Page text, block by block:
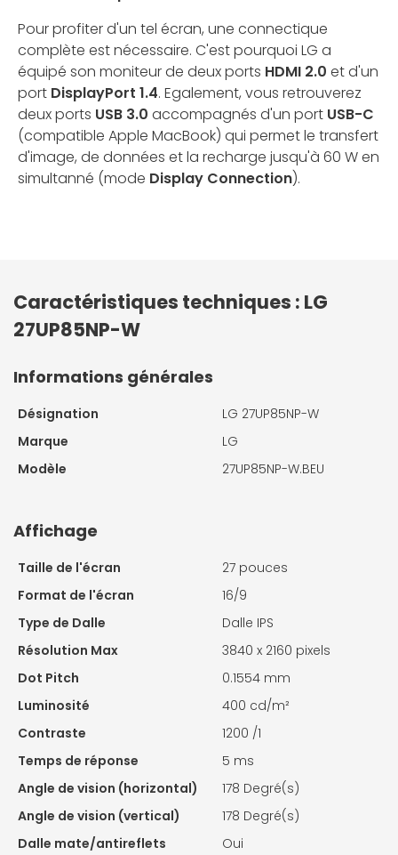
Pour profiter d'un tel écran, une connectique
complète est nécessaire. C'est pourquoi LG a
équipé son moniteur de deux ports HDMI 2.0 et d'un
port DisplayPort 1.4. Egalement, vous retrouverez
deux ports USB 3.0 accompagnés d'un port USB-C
(compatible Apple MacBook) qui permet le transfert
d'image, de données et la recharge jusqu'à 60 W en
simultanné (mode Display Connection).
Caractéristiques techniques : LG
27UP85NP-W
Informations générales
Désignation
LG 27UP85NP-W
Marque
LG
Modèle
27UP85NP-W.BEU
Affichage
Taille de l'écran
27 pouces
Format de l'écran
16/9
Type de Dalle
Dalle IPS
Résolution Max
3840 x 2160 pixels
Dot Pitch
0.1554 mm
Luminosité
400 cd/m²
Contraste
1200 /1
Temps de réponse
5 ms
Angle de vision (horizontal)
178 Degré(s)
Angle de vision (vertical)
178 Degré(s)
Dalle mate/antireflets
Oui